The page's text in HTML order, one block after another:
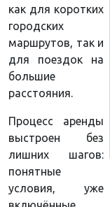
как для коротких
городских
маршрутов, так и
для поездок на
большие
расстояния.
Процесс аренды
выстроен без
лишних шагов:
понятные
условия, уже